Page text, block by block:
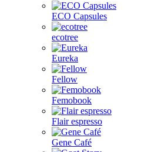
ECO Capsules
ecotree
Eureka
Fellow
Femobook
Flair espresso
Gene Café